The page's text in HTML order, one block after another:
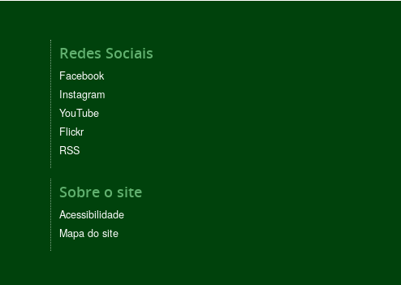
Redes Sociais
Facebook
Instagram
YouTube
Flickr
RSS
Sobre o site
Acessibilidade
Mapa do site